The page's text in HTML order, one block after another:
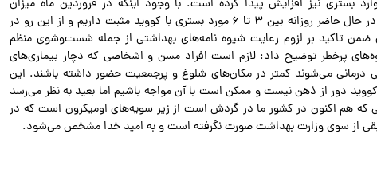
بستری نیز افزایش پیدا کرده است. با وجود اینکه در فروردین ماه میزان
بستری‌های ناشی از کووید بسیار کم بود، اما در حال حاضر روزانه بین ۳ تا ۶ مورد بستری با کووید مثبت داریم و از این رو در
ضمن تاکید بر لزوم رعایت شیوه نامه‌های بهداشتی از جمله شست‌وشوی منظم
پرخطر توضیح داد: لازم است افراد مسن و اشخاصی که دچار بیماری‌های
درمانی می‌شوند کمتر در مکان‌های شلوغ و پرجمعیت حضور داشته باشند. این
دور از ذهن نیست و ممکن است با آن مواجه باشیم اما بعید به نظر می‌رسد
که هم اکنون در کشور ما در گردش است از زیر سویه‌های اومیکرون است که در
از سوی وزارت بهداشت صورت نگرفته است و به امید خدا مشخص می‌شود.